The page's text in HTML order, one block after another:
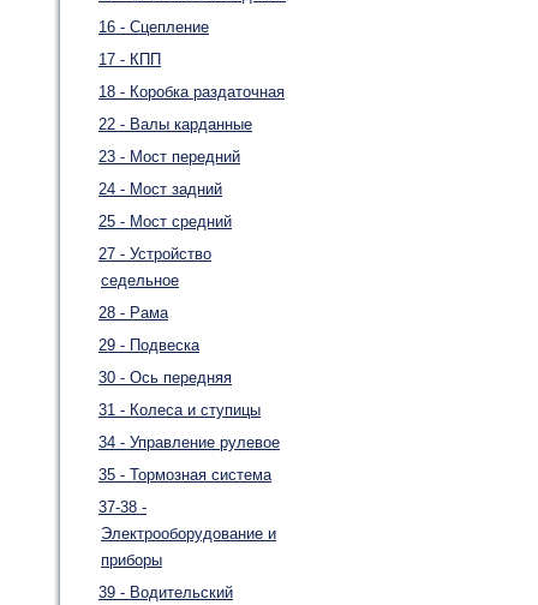
16 - Сцепление
17 - КПП
18 - Коробка раздаточная
22 - Валы карданные
23 - Мост передний
24 - Мост задний
25 - Мост средний
27 - Устройство
седельное
28 - Рама
29 - Подвеска
30 - Ось передняя
31 - Колеса и ступицы
34 - Управление рулевое
35 - Тормозная система
37-38 -
Электрооборудование и
приборы
39 - Водительский